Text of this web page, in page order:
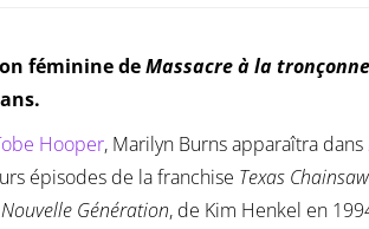
féminine deMassacre à la
Hooper, Marilyn Burns apparaîtra dans
épisodes de la franchise Texas
Génération, de Kim Henkel en